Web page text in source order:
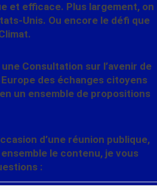
et efficace. Plus largement, on
Unis. Ou encore le défi que
Consultation sur l’avenir de
des échanges citoyens
un ensemble de propositions
d’une réunion publique,
le contenu, je vous
: